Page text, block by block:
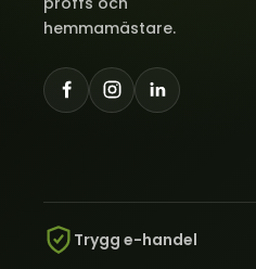
hemmamästare.
Trygg e-handel